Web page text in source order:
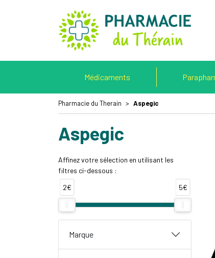
Médicaments
Pharmacie du Therain Aspegic
Aspegic
Affinez votre sélection en utilisant les
filtres ci-dessous :
2€
5€
Marque